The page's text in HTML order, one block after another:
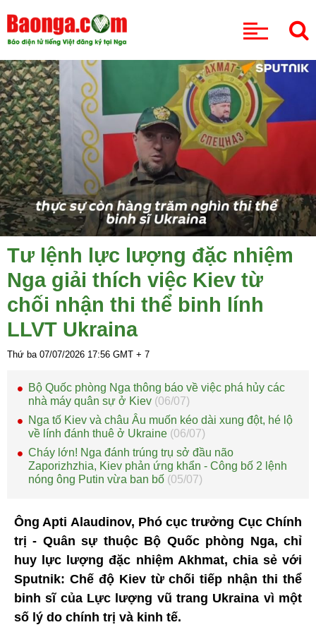
Tư lệnh lực lượng đặc nhiệm
Nga giải thích việc Kiev từ
chối nhận thi thể binh lính
LLVT Ukraina
Thứ ba 07/07/2026 17:56 GMT + 7
Bộ Quốc phòng Nga thông báo về việc phá hủy các
nhà máy quân sự ở Kiev (06/07)
Nga tố Kiev và châu Âu muốn kéo dài xung đột, hé lộ
về lính đánh thuê ở Ukraine (06/07)
Cháy lớn! Nga đánh trúng trụ sở đầu não
Zaporizhzhia, Kiev phản ứng khẩn - Công bố 2 lệnh
nóng ông Putin vừa ban bố (05/07)
Ông Apti Alaudinov, Phó cục trưởng Cục Chính
trị - Quân sự thuộc Bộ Quốc phòng Nga, chỉ
huy lực lượng đặc nhiệm Akhmat, chia sẻ với
Sputnik: Chế độ Kiev từ chối tiếp nhận thi thể
binh sĩ của Lực lượng vũ trang Ukraina vì một
số lý do chính trị và kinh tế.